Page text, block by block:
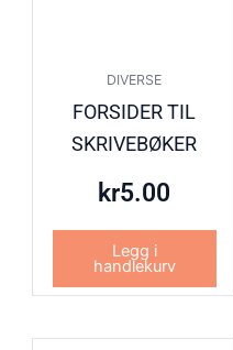
DIVERSE
FORSIDER TIL
SKRIVEBØKER
kr5.00
Legg i
handlekurv